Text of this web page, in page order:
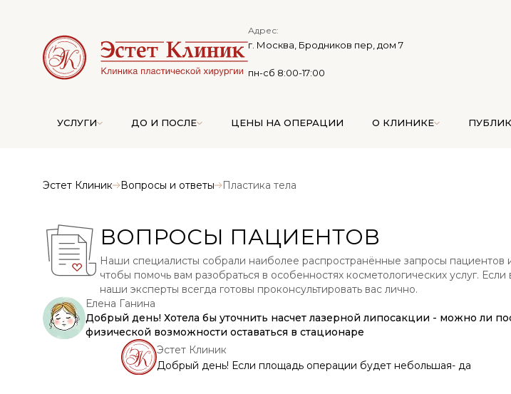
Адрес:
г. Москва, Бродников пер, дом 7
пн-сб 8:00-17:00
УСЛУГИ ДО И ПОСЛЕ ЦЕНЫ НА ОПЕРАЦИИ О КЛИНИКЕ
Эстет Клиник Вопросы и ответы Пластика тела
ВОПРОСЫ ПАЦИЕНТОВ
Наши специалисты собрали наиболее распространённые запросы пациентов
чтобы помочь вам разобраться в особенностях косметологических услуг.
наши эксперты всегда готовы проконсультировать вас лично.
Елена Ганина
Добрый день! Хотела бы уточнить насчет лазерной липосакции - можно ли
физической возможности оставаться в стационаре
Эстет Клиник
Добрый день! Если площадь операции будет небольшая- да